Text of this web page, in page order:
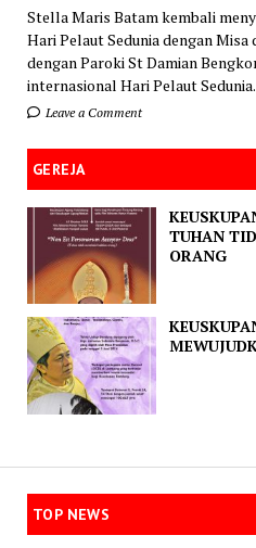
Stella Maris Batam kembali
Hari Pelaut Sedunia dengan Misa
dengan Paroki St Damian
internasional Hari Pelaut
Leave a Comment
GEREJA
TUHAN
ORANG
TOP NEWS